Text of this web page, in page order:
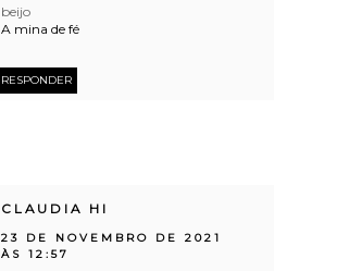
beijo
A mina de fé
RESPONDER
CLAUDIA HI
23 DE NOVEMBRO DE 2021
ÀS 12:57